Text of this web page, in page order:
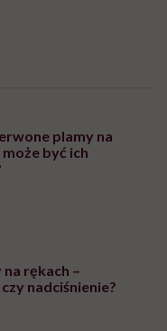
plamy na
być ich
na rękach –
nadciśnienie?